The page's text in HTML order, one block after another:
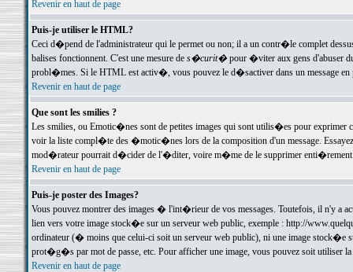
Revenir en haut de page
Puis-je utiliser le HTML?
Ceci d�pend de l'administrateur qui le permet ou non; il a un contr�le complet
balises fonctionnent. C'est une mesure de s�curit�pour �viter aux gens d'abuser
probl�mes. Si le HTML est activ�, vous pouvez le d�sactiver dans un message en
Revenir en haut de page
Que sont les smilies ?
Les smilies, ou Emotic�nes sont de petites images qui sont utilis�es pour exprimer
voir la liste compl�te des �motic�nes lors de la composition d'un message.
mod�rateur pourrait d�cider de l'�diter, voire m�me de le supprimer
Revenir en haut de page
Puis-je poster des Images?
Vous pouvez montrer des images � l'int�rieur de vos messages. Toutefois, il n'y a
lien vers votre image stock�e sur un serveur web public, exemple : http://
ordinateur (� moins que celui-ci soit un serveur web public), ni une image stock�e
prot�g�s par mot de passe, etc. Pour afficher une image, vous pouvez soit
Revenir en haut de page